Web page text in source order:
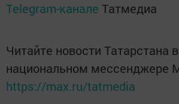
Telegram-канале Татмедиа
Читайте новости Татарстана в
национальном мессенджере
https://max.ru/tatmedia